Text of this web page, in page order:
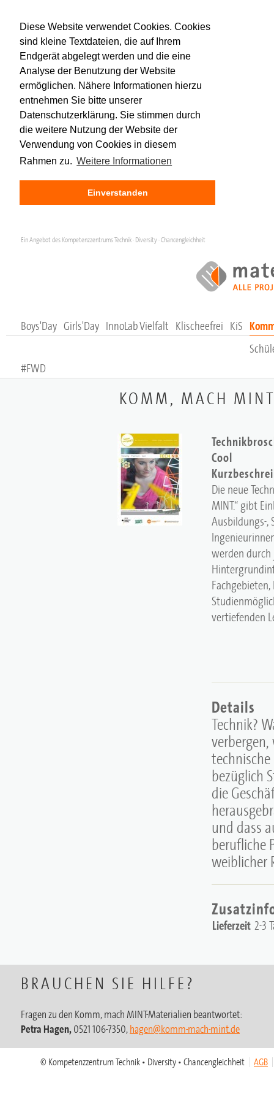
Diese Website verwendet Cookies. Cookies
sind kleine Textdateien, die auf Ihrem
Endgerät abgelegt werden und die eine
Analyse der Benutzung der Website
ermöglichen. Nähere Informationen hierzu
entnehmen Sie bitte unserer
Datenschutzerklärung. Sie stimmen durch
die weitere Nutzung der Website der
Verwendung von Cookies in diesem
Rahmen zu. Weitere Informationen
Einverstanden
Ein Angebot des Kompetenzzentrums Technik · Diversity · Chancengleichheit
Boys'Day Girls'Day InnoLab Vielfalt Klischeefrei KiS
#FWD
KOMM, MACH
Cool
Die neue
MINT.“ gibt
Ausbildungs-,
werden durch
vertiefenden
Details
Technik?
bezüglich
die
und dass
berufliche
weiblicher
Lieferzeit 2-3
BRAUCHEN SIE HILFE?
Fragen zu den Komm, mach MINT-Materialien beantwortet:
Petra Hagen,0521 106-7350,hagen@komm-mach-mint.de
© Kompetenzzentrum Technik • Diversity • Chancengleichheit AGB